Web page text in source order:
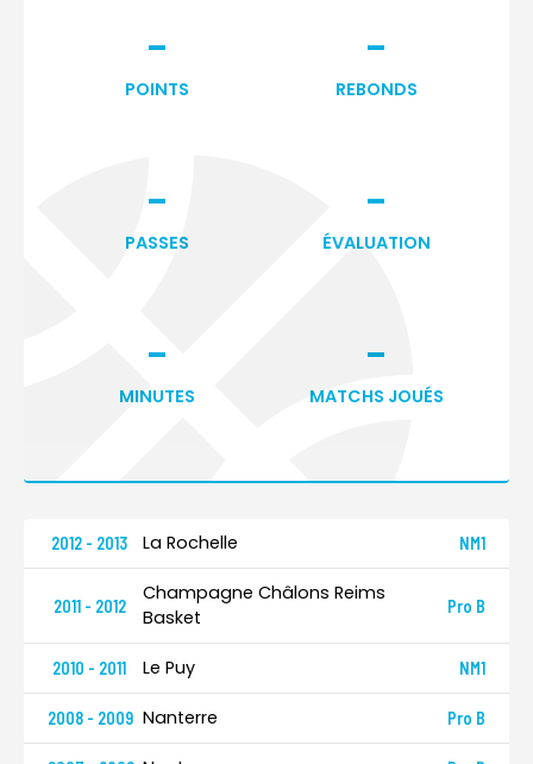
-
POINTS
-
REBONDS
-
PASSES
-
ÉVALUATION
-
MINUTES
-
MATCHS JOUÉS
2012 - 2013 La Rochelle NM1
2011 - 2012
Champagne Châlons Reims
Basket
Pro B
2010 - 2011 Le Puy NM1
2008 - 2009 Nanterre Pro B